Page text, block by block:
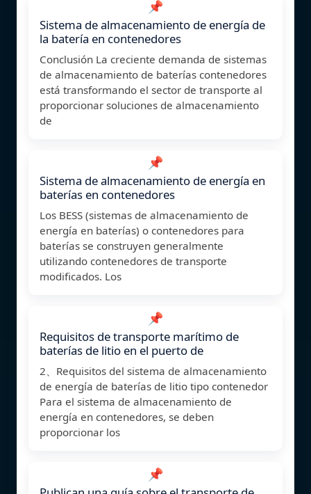
📌
Sistema de almacenamiento de energía de
la batería en contenedores
Conclusión La creciente demanda de sistemas
de almacenamiento de baterías contenedores
está transformando el sector de transporte al
proporcionar soluciones de almacenamiento
de
📌
Sistema de almacenamiento de energía en
baterías en contenedores
Los BESS (sistemas de almacenamiento de
energía en baterías) o contenedores para
baterías se construyen generalmente
utilizando contenedores de transporte
modificados. Los
📌
Requisitos de transporte marítimo de
baterías de litio en el puerto de
2、Requisitos del sistema de almacenamiento
de energía de baterías de litio tipo contenedor
Para el sistema de almacenamiento de
energía en contenedores, se deben
proporcionar los
📌